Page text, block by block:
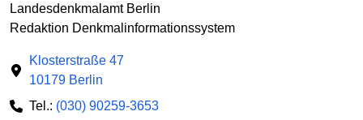
Landesdenkmalamt Berlin
Redaktion Denkmalinformationssystem
Klosterstraße 47
10179 Berlin
Tel.: (030) 90259-3653